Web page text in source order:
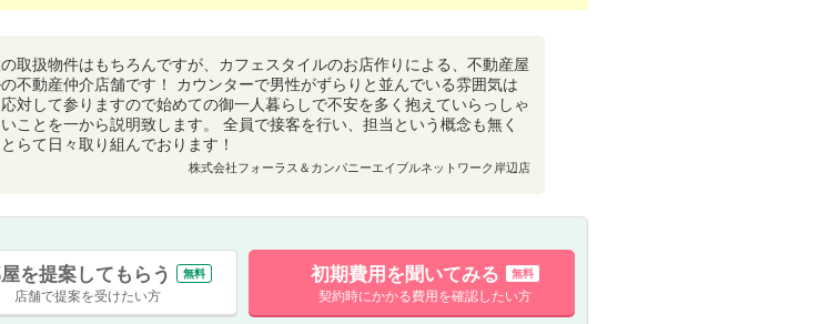
取扱物件はもちろんですが、カフェスタイルのお店作りによる、不動産屋
不動産仲介店舗です！ カウンターで男性がずらりと並んでいる雰囲気は
対して参りますので始めての御一人暮らしで不安を多く抱えていらっしゃ
ことを一から説明致します。 全員で接客を行い、担当という概念も無く
らて日々取り組んでおります！
株式会社フォーラス＆カンパニーエイブルネットワーク岸辺店
を提案してもらう 無料
店舗で提案を受けたい方
初期費用を聞いてみる 無料
契約時にかかる費用を確認したい方